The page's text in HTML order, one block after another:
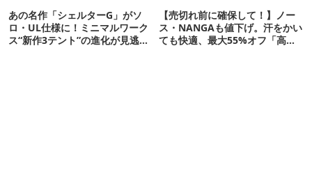
あの名作「シェルターG」がソ
ロ・UL仕様に！ミニマルワーク
ス“新作3テント”の進化が見逃せ
【売切れ前に確保して！】ノー
ス・NANGAも値下げ。汗をかい
ても快適、最大55%オフ「高機